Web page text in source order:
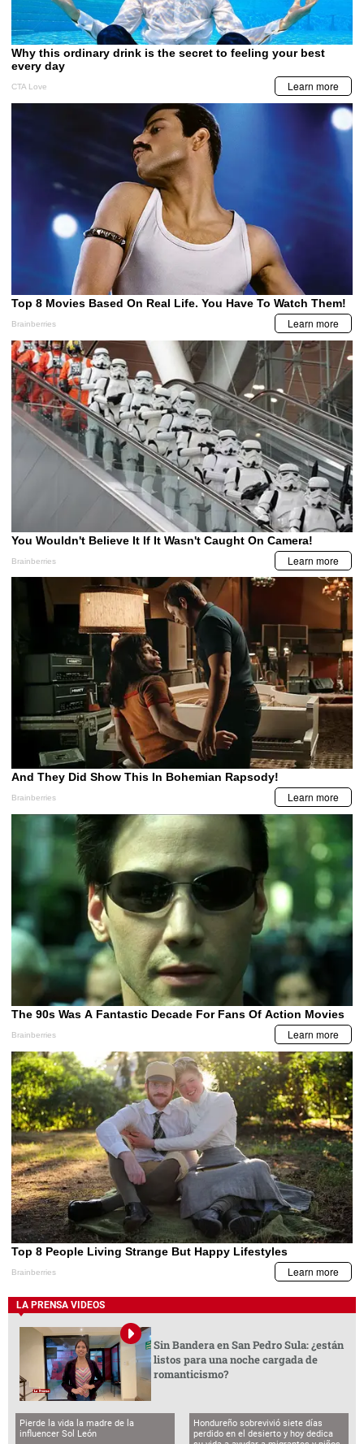
LA PRENSA VIDEOS
Sin Bandera en San Pedro Sula: ¿están
listos para una noche cargada de
romanticismo?
Pierde la vida la madre de la
influencer Sol León
Hondureño sobrevivió siete días
perdido en el desierto y hoy dedica